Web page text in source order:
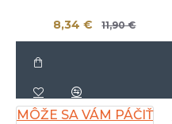
8,34 € 11,90 €
MÔŽE SA VÁM PÁČIŤ